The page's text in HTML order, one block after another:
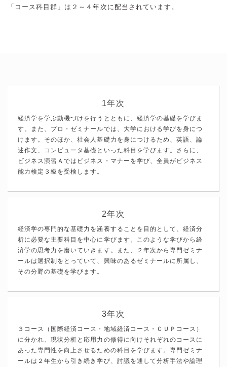
「コース科目群」は２～４年次に配当されています。
1年次
経済学を学ぶ動機づけを行うとともに、経済学の基礎を学びま
す。また、プロ・ゼミナールでは、大学における学びを身につ
けます。そのほか、社会人基礎力を身につけるため、英語、論
述作文、コンピュータ基礎といった科目を学びます。さらに、
ビジネス演習Ａではビジネス・マナーを学び、全員がビジネス
能力検定３級を受検します。
2年次
経済学の専門的な基礎力を涵養することを目的として、経済分
析に必要な主要科目を中心に学びます。このような学びから経
済学の思考力を磨いていきます。また、２年次から専門ゼミナ
ールは選択制をとっていて、興味のあるゼミナールに所属し、
その分野の基礎を学びます。
3年次
３コース（国際経済コース・地域経済コース・ＣＵＰコース）
に分かれ、現状分析と応用力の修得に向けそれぞれのコースに
あった専門性を向上させるための科目を学びます。専門ゼミナ
ールは２年生から引き続き学び、討議を通して分析手法や論理